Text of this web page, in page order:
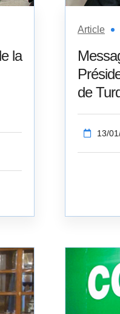
la
Article
de
13/